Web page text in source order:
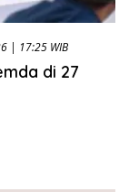
| 17:25 WIB
di 27